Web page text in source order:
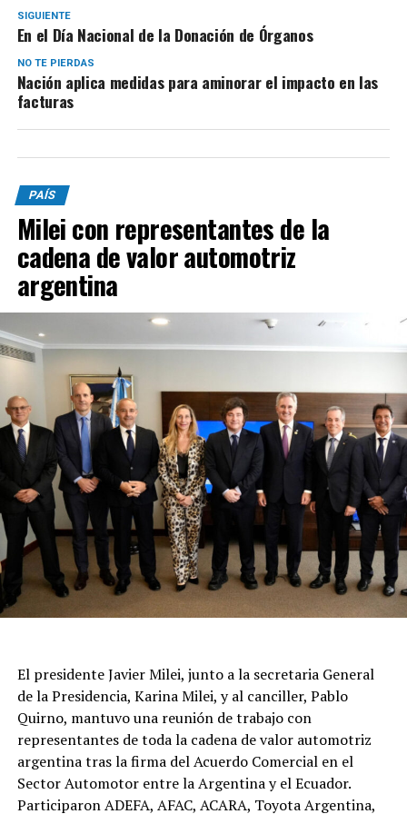
SIGUIENTE
En el Día Nacional de la Donación de Órganos
NO TE PIERDAS
Nación aplica medidas para aminorar el impacto en las
facturas
PAÍS
Milei con representantes de la
cadena de valor automotriz
argentina
El presidente Javier Milei, junto a la secretaria General
de la Presidencia, Karina Milei, y al canciller, Pablo
Quirno, mantuvo una reunión de trabajo con
representantes de toda la cadena de valor automotriz
argentina tras la firma del Acuerdo Comercial en el
Sector Automotor entre la Argentina y el Ecuador.
Participaron ADEFA, AFAC, ACARA, Toyota Argentina,